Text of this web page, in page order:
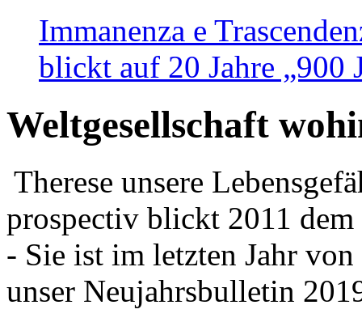
Immanenza e
blickt auf 20 Jahre „900
Weltgesellschaft
Therese unsere
prospectiv blickt 2011
- Sie ist im letzten Jahr
unser Neujahrsbulletin